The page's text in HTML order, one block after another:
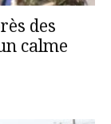
des
calme